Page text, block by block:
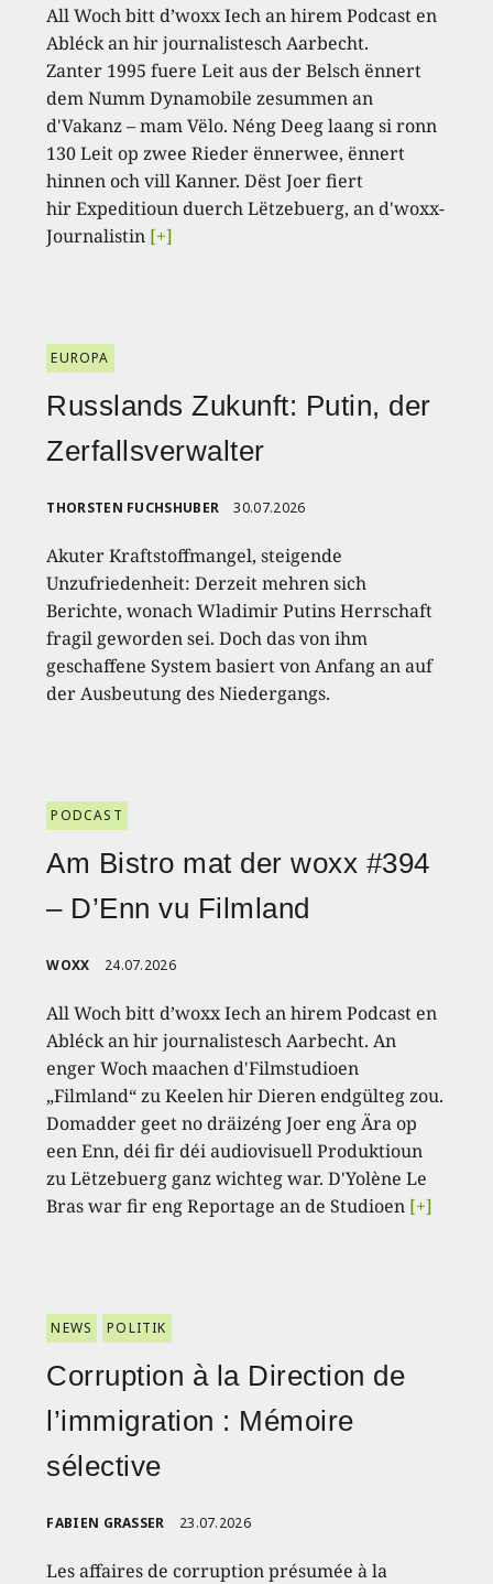
All Woch bitt d’woxx Iech an hirem Podcast en
Abléck an hir journalistesch Aarbecht.
Zanter 1995 fuere Leit aus der Belsch ënnert
dem Numm Dynamobile zesummen an
d'Vakanz – mam Vëlo. Néng Deeg laang si ronn
130 Leit op zwee Rieder ënnerwee, ënnert
hinnen och vill Kanner. Dëst Joer fiert
hir Expeditioun duerch Lëtzebuerg, an d'woxx-
Journalistin [+]
EUROPA
Russlands Zukunft: Putin, der
Zerfallsverwalter
THORSTEN FUCHSHUBER 30.07.2026
Akuter Kraftstoffmangel, steigende
Unzufriedenheit: Derzeit mehren sich
Berichte, wonach Wladimir Putins Herrschaft
fragil geworden sei. Doch das von ihm
geschaffene System basiert von Anfang an auf
der Ausbeutung des Niedergangs.
PODCAST
Am Bistro mat der woxx #394
– D’Enn vu Filmland
WOXX 24.07.2026
All Woch bitt d’woxx Iech an hirem Podcast en
Abléck an hir journalistesch Aarbecht. An
enger Woch maachen d'Filmstudioen
„Filmland“ zu Keelen hir Dieren endgülteg zou.
Domadder geet no dräizéng Joer eng Ära op
een Enn, déi fir déi audiovisuell Produktioun
zu Lëtzebuerg ganz wichteg war. D'Yolène Le
Bras war fir eng Reportage an de Studioen [+]
NEWS POLITIK
Corruption à la Direction de
l’immigration : Mémoire
sélective
FABIEN GRASSER 23.07.2026
Les affaires de corruption présumée à la